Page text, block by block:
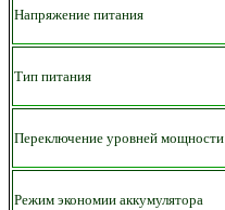
Напряжение питания
Тип питания
Переключение уровней мощности
Режим экономии аккумулятора